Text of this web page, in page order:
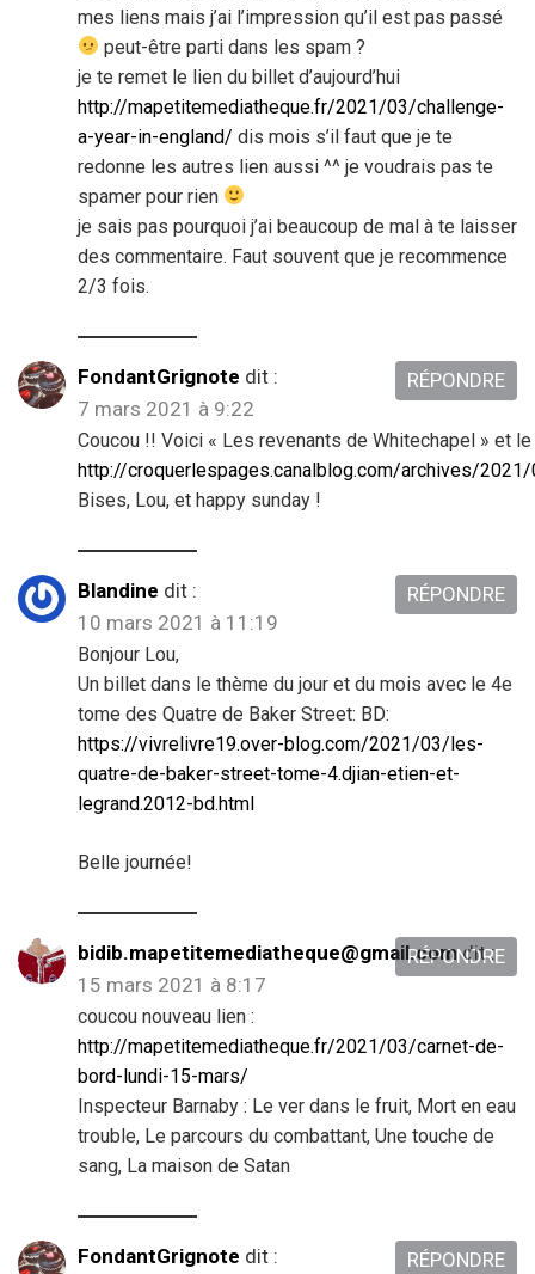
mes liens mais j’ai l’impression qu’il est pas passé
peut-être parti dans les spam ?
je te remet le lien du billet d’aujourd’hui
http://mapetitemediatheque.fr/2021/03/challenge-
a-year-in-england/ dis mois s’il faut que je te
redonne les autres lien aussi ^^ je voudrais pas te
spamer pour rien
je sais pas pourquoi j’ai beaucoup de mal à te laisser
des commentaire. Faut souvent que je recommence
2/3 fois.
FondantGrignote dit :
7 mars 2021 à 9:22
Coucou !! Voici « Les revenants de Whitechapel » et
http://croquerlespages.canalblog.com/archives/
Bises, Lou, et happy sunday !
RÉPONDRE
Blandine dit :
10 mars 2021 à 11:19
Bonjour Lou,
Un billet dans le thème du jour et du mois avec le 4e
tome des Quatre de Baker Street: BD:
https://vivrelivre19.over-blog.com/2021/03/les-
quatre-de-baker-street-tome-4.djian-etien-et-
legrand.2012-bd.html
Belle journée!
RÉPONDRE
bidib.mapetitemediatheque@gmail.com dit :
15 mars 2021 à 8:17
coucou nouveau lien :
http://mapetitemediatheque.fr/2021/03/carnet-de-
bord-lundi-15-mars/
Inspecteur Barnaby : Le ver dans le fruit, Mort en eau
trouble, Le parcours du combattant, Une touche de
sang, La maison de Satan
RÉPONDRE
FondantGrignote dit :
RÉPONDRE